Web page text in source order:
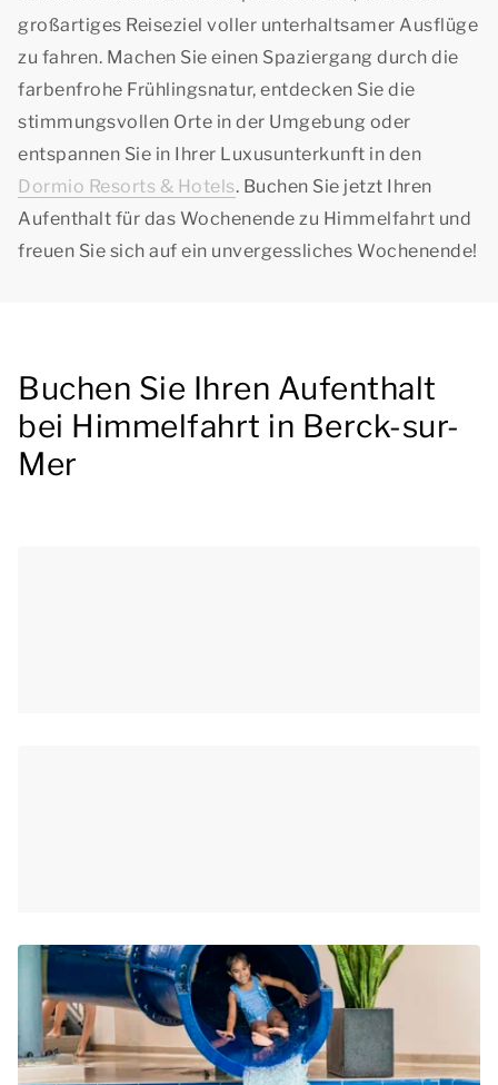
großartiges Reiseziel voller unterhaltsamer Ausflüge
zu fahren. Machen Sie einen Spaziergang durch die
farbenfrohe Frühlingsnatur, entdecken Sie die
stimmungsvollen Orte in der Umgebung oder
entspannen Sie in Ihrer Luxusunterkunft in den
Dormio Resorts & Hotels. Buchen Sie jetzt Ihren
Aufenthalt für das Wochenende zu Himmelfahrt und
freuen Sie sich auf ein unvergessliches Wochenende!
Buchen Sie Ihren Aufenthalt
bei Himmelfahrt in Berck-sur-
Mer